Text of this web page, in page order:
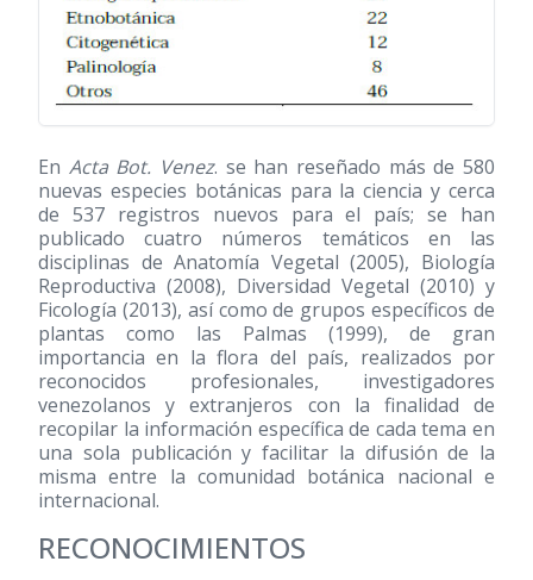
En Acta Bot. Venez. se han reseñado más de 580
nuevas especies botánicas para la ciencia y cerca
de 537 registros nuevos para el país; se han
publicado cuatro números temáticos en las
disciplinas de Anatomía Vegetal(2005), Biología
Reproductiva (2008), Diversidad Vegetal (2010) y
Ficología (2013), así como de grupos específicos de
plantas como las Palmas (1999), de gran
importancia en la flora del país, realizados por
reconocidos profesionales, investigadores
venezolanos y extranjeros con la finalidad de
recopilar la información específica de cada tema en
una sola publicación y facilitar la difusión de la
misma entre la comunidad botánica nacional e
internacional.
RECONOCIMIENTOS